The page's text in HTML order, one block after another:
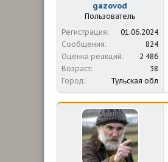
gazovod
Пользователь
Регистрация
01.06.2024
Сообщения
824
Оценка реакций
2 486
Возраст
38
Город
Тульская обл